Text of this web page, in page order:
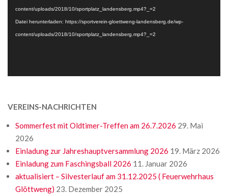
content/uploads/2018/10/sportplatz_landensberg.mp4?_=2
Datei herunterladen: https://sportverein-gloettweng-landensberg.de/wp-
content/uploads/2018/10/sportplatz_landensberg.mp4?_=2
VEREINS-NACHRICHTEN
Sommerfest mit Oldtimer-Treffen am 26.7.2026 29. Mai
2026
Einladung zur Jahreshauptversammlung 2026 19. März 2026
Einladung zum Faschingsball 2026 11. Januar 2026
aktualisiert – Silvesterlauf am 31.12.2025 ( Feuerwehrhaus
Glöttweng) 23. Dezember 2025